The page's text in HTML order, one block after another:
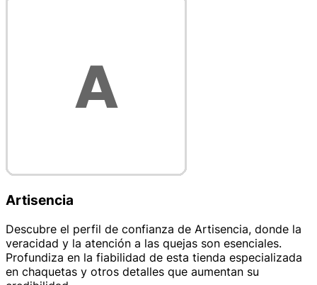
Artisencia
Descubre el perfil de confianza de Artisencia, donde la
veracidad y la atención a las quejas son esenciales.
Profundiza en la fiabilidad de esta tienda especializada
en chaquetas y otros detalles que aumentan su